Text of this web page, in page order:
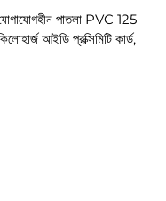
পাতলা PVC 125
আইডি প্রক্সিমিটি কার্ড,